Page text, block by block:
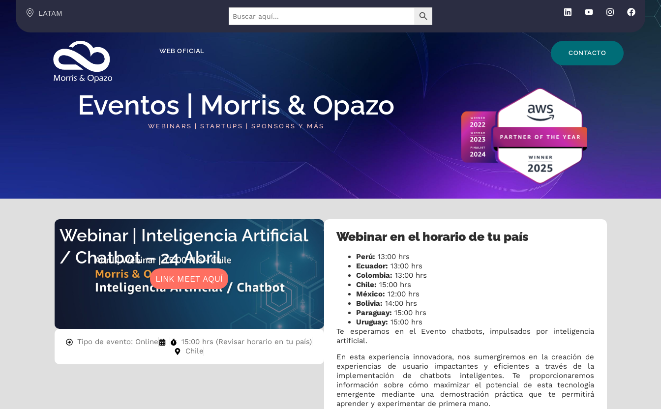
LATAM Buscar:
BOTÓN DE BÚSQUEDA
WEB OFICIAL CONTACTO
Eventos | Morris & Opazo​
WEBINARS | STARTUPS | SPONSORS Y MÁS
Webinar | Inteligencia Artificial
/ Chatbot – 24 Abril
LINK MEET AQUÍ
Tipo de evento: Online
15:00 hrs (Revisar horario en tu país)
Chile
Webinar en el horario de tu país
Perú: 13:00 hrs
Ecuador: 13:00 hrs
Colombia: 13:00 hrs
Chile: 15:00 hrs
México: 12:00 hrs
Bolivia: 14:00 hrs
Paraguay: 15:00 hrs
Uruguay: 15:00 hrs
Te esperamos en el Evento chatbots, impulsados por inteligencia
artificial.
En esta experiencia innovadora, nos sumergiremos en la creación de
experiencias de usuario impactantes y eficientes a través de la
implementación de chatbots inteligentes. Te proporcionaremos
información sobre cómo maximizar el potencial de esta tecnología
emergente mediante una demostración práctica que te permitirá
aprender y experimentar de primera mano.